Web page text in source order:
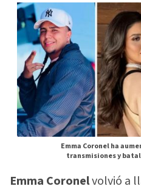
Emma Coronel ha
transmisiones y
Emma Coronelvolvió a